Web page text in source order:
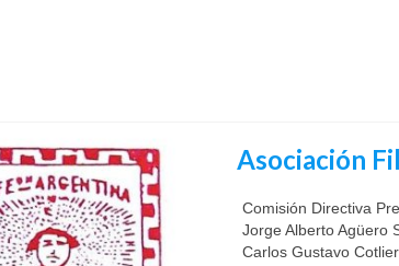
Asociación
Comisión Directiva
Jorge Alberto Agüero
Carlos Gustavo